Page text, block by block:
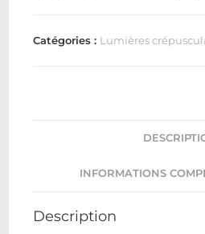
Catégories : Lumières
INFORMATIONS
Description